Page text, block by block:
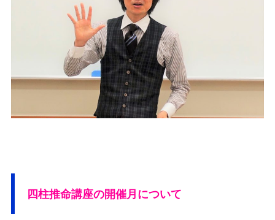
四柱推命講座の開催月について